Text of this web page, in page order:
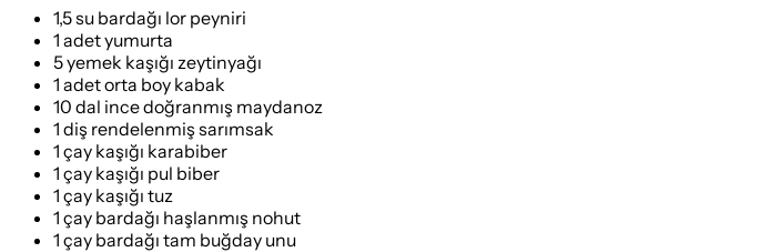
1,5 su bardağı lor peyniri
1 adet yumurta
5 yemek kaşığı zeytinyağı
1 adet orta boy kabak
10 dal ince doğranmış maydanoz
1 diş rendelenmiş sarımsak
1 çay kaşığı karabiber
1 çay kaşığı pul biber
1 çay kaşığı tuz
1 çay bardağı haşlanmış nohut
1 çay bardağı tam buğday unu